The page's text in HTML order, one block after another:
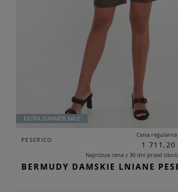
EXTRA SUMMER SALE
PESERICO
Cena regularna
1 711,20
Najniższa cena z 30 dni przed